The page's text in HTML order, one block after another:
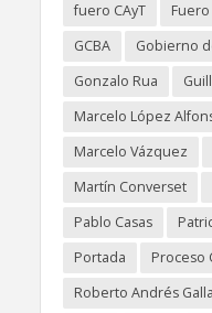
fuero CAyT
Fuero
GCBA
Gobierno
Gonzalo Rua
Marcelo López
Marcelo Vázquez
Martín Converset
Pablo Casas
Portada
Proceso
Roberto Andrés